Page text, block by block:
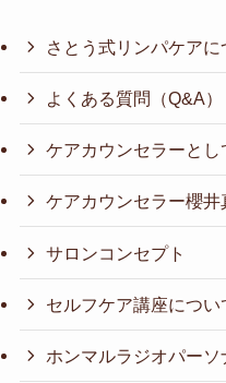
さとう式リンパケアに
よくある質問（Q&A）
ケアカウンセラーとし
ケアカウンセラー櫻井
サロンコンセプト
セルフケア講座につい
ホンマルラジオパー